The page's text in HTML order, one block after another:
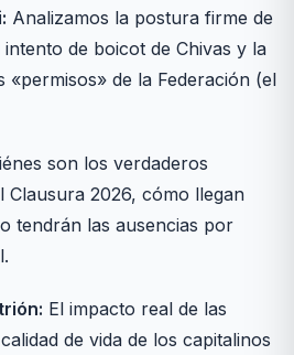
Analizamos la postura firme de
de boicot de Chivas y la
«permisos» de la Federación (el
son los verdaderos
Clausura 2026, cómo llegan
tendrán las ausencias por
El impacto real de las
de vida de los capitalinos